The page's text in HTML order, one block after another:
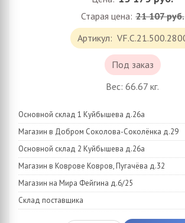
Артикул:
Под заказ
Вес: 66.67 кг.
Старая цена: 21 107 руб.
Основной склад 1 Куйбышева д.26а
Магазин в Добром Соколова-Соколёнка д.29
Основной склад 2 Куйбышева д.26а
Магазин в Коврове Ковров, Пугачёва д.32
Магазин на Мира Фейгина д.6/25
Склад поставщика